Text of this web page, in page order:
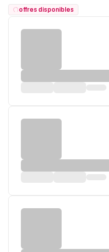
offres disponibles